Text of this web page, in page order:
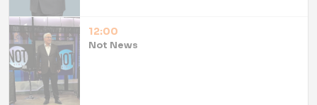
12:00
Not News